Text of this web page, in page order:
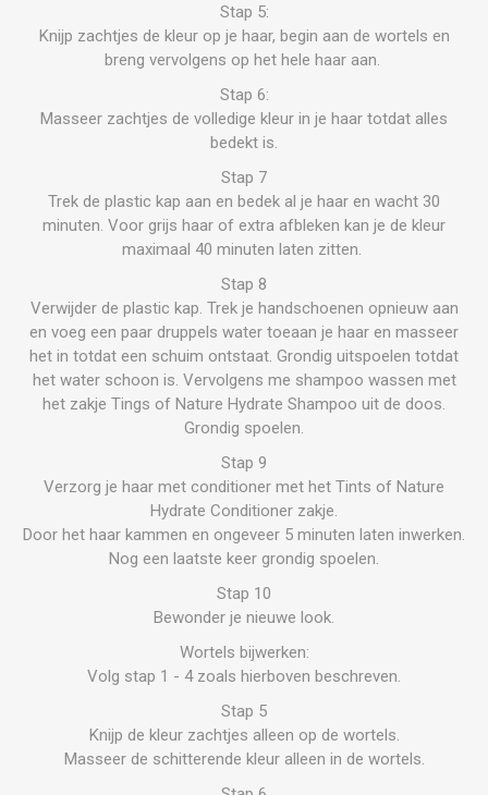
Stap 5:
Knijp zachtjes de kleur op je haar, begin aan de wortels en
breng vervolgens op het hele haar aan.
Stap 6:
Masseer zachtjes de volledige kleur in je haar totdat alles
bedekt is.
Stap 7
Trek de plastic kap aan en bedek al je haar en wacht 30
minuten. Voor grijs haar of extra afbleken kan je de kleur
maximaal 40 minuten laten zitten.
Stap 8
Verwijder de plastic kap. Trek je handschoenen opnieuw aan
en voeg een paar druppels water toeaan je haar en masseer
het in totdat een schuim ontstaat. Grondig uitspoelen totdat
het water schoon is. Vervolgens me shampoo wassen met
het zakje Tings of Nature Hydrate Shampoo uit de doos.
Grondig spoelen.
Stap 9
Verzorg je haar met conditioner met het Tints of Nature
Hydrate Conditioner zakje.
Door het haar kammen en ongeveer 5 minuten laten inwerken.
Nog een laatste keer grondig spoelen.
Stap 10
Bewonder je nieuwe look.
Wortels bijwerken:
Volg stap 1 - 4 zoals hierboven beschreven.
Stap 5
Knijp de kleur zachtjes alleen op de wortels.
Masseer de schitterende kleur alleen in de wortels.